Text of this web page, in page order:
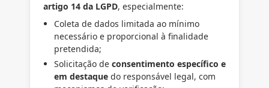
artigo 14 da LGPD, especialmente:
Coleta de dados limitada ao mínimo
necessário e proporcional à finalidade
pretendida;
Solicitação de consentimento específico e
em destaque do responsável legal, com